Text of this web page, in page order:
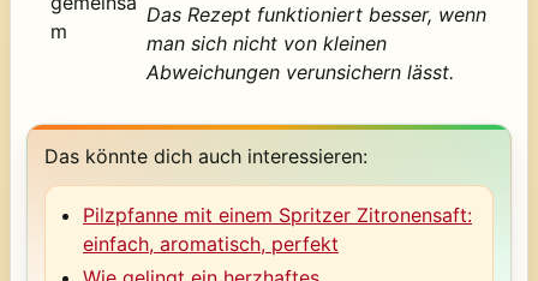
Das Rezept funktioniert besser, wenn
man sich nicht von kleinen
Abweichungen verunsichern lässt.
Das könnte dich auch interessieren:
Pilzpfanne mit einem Spritzer Zitronensaft:
einfach, aromatisch, perfekt